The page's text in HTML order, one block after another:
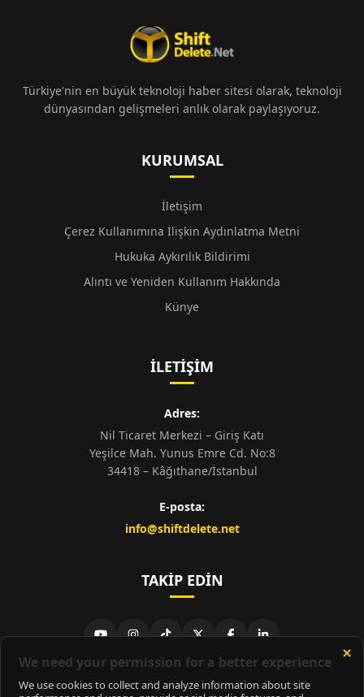
Türkiye'nin en büyük teknoloji haber sitesi olarak, teknoloji
dünyasından gelişmeleri anlık olarak paylaşıyoruz.
KURUMSAL
İletişim
Çerez Kullanımına İlişkin Aydınlatma Metni
Hukuka Aykırılık Bildirimi
Alıntı ve Yeniden Kullanım Hakkında
Künye
İLETIŞIM
Adres:
Nil Ticaret Merkezi – Giriş Katı
Yeşilce Mah. Yunus Emre Cd. No:8
34418 – Kâğıthane/İstanbul
E-posta:
info@shiftdelete.net
TAKIP EDIN